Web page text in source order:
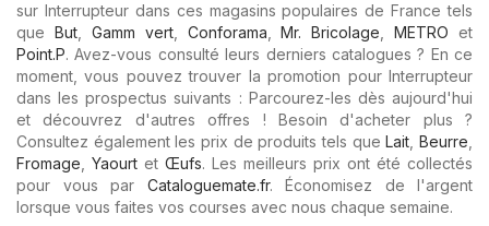
sur Interrupteur dans ces magasins populaires de France tels
que But, Gamm vert, Conforama ,Mr. Bricolage ,METRO et
Point.P. Avez-vous consulté leurs derniers catalogues ? En ce
moment, vous pouvez trouver la promotion pour Interrupteur
dans les prospectus suivants : Parcourez-les dès aujourd'hui
et découvrez d'autres offres ! Besoin d'acheter plus ?
Consultez également les prix de produits tels queLait ,Beurre
Fromage
Yaourt et Œufs. Les meilleurs prix ont été collectés
pour vous par Cataloguemate.fr. Économisez de l'argent
lorsque vous faites vos courses avec nous chaque semaine.